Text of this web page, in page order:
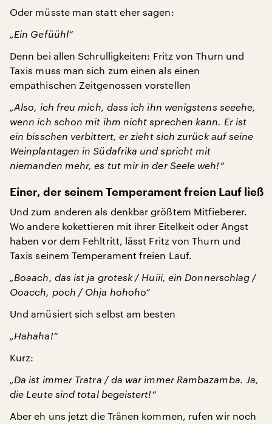
Oder müsste man statt eher sagen:
„Ein Gefüühl“
Denn bei allen Schrulligkeiten: Fritz von Thurn und
Taxis muss man sich zum einen als einen
empathischen Zeitgenossen vorstellen
„Also, ich freu mich, dass ich ihn wenigstens seeehe,
wenn ich schon mit ihm nicht sprechen kann. Er ist
ein bisschen verbittert, er zieht sich zurück auf seine
Weinplantagen in Südafrika und spricht mit
niemanden mehr, es tut mir in der Seele weh!“
Einer, der seinem Temperament freien Lauf ließ
Und zum anderen als denkbar größtem Mitfieberer.
Wo andere kokettieren mit ihrer Eitelkeit oder Angst
haben vor dem Fehltritt, lässt Fritz von Thurn und
Taxis seinem Temperament freien Lauf.
„Boaach, das ist ja grotesk / Huiii, ein Donnerschlag /
Ooacch, poch / Ohja hohoho“
Und amüsiert sich selbst am besten
„Hahaha!“
Kurz:
„Da ist immer Tratra / da war immer Rambazamba. Ja,
die Leute sind total begeistert!“
Aber eh uns jetzt die Tränen kommen, rufen wir noch